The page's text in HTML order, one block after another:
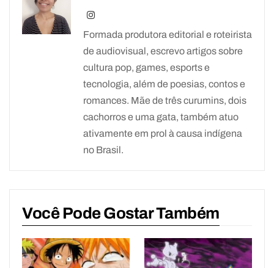
Formada produtora editorial e roteirista
de audiovisual, escrevo artigos sobre
cultura pop, games, esports e
tecnologia, além de poesias, contos e
romances. Mãe de três curumins, dois
cachorros e uma gata, também atuo
ativamente em prol à causa indígena
no Brasil.
Você Pode Gostar Também